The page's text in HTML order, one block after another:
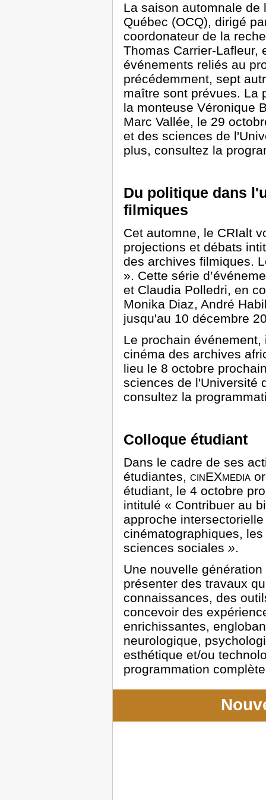
La saison automnale de
Québec (OCQ), dirigé
coordonateur de la
Thomas Carrier-Lafleur,
événements reliés au
précédemment, sept
maître sont prévues. La
la monteuse Véronique
Marc Vallée, le 29
et des sciences de
plus, consultez la
Du politique dans
filmiques
Cet automne, le CRIalt
projections et débats
des archives filmiques.
». Cette série
et Claudia Polledri, en
Monika Diaz, André
jusqu'au 10 décembre
Le prochain
cinéma des archives
lieu le 8 octobre
sciences de l'Université
consultez la
Colloque étudiant
Dans le cadre de ses
étudiantes, cinEXmedia
étudiant, le 4 octobre
intitulé « Contribuer au
approche
cinématographiques,
sciences sociales ».
Une nouvelle
présenter des travaux
connaissances, des
concevoir des
enrichissantes,
neurologique,
esthétique et/ou
programmation